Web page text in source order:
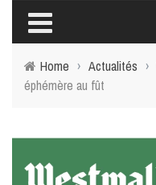
Home › Actualités ›
éphémère au fût